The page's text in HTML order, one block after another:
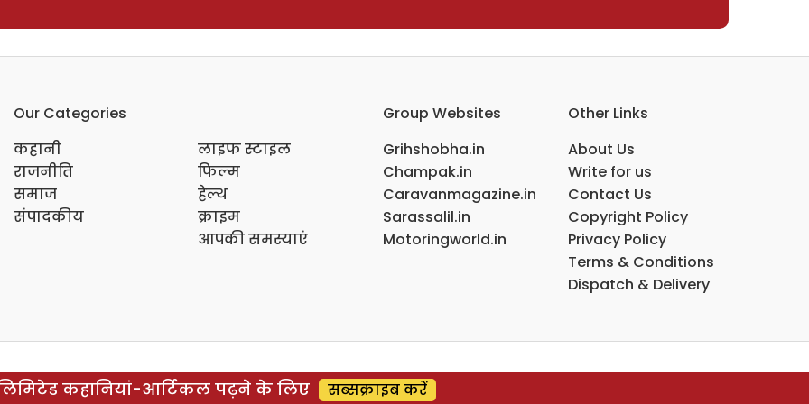
Our Categories
कहानी
राजनीति
समाज
संपादकीय
लाइफ स्टाइल
फिल्म
हेल्थ
क्राइम
आपकी समस्याएं
Group Websites
Grihshobha.in
Champak.in
Caravanmagazine.in
Sarassalil.in
Motoringworld.in
Other Links
About Us
Write for us
Contact Us
Copyright Policy
Privacy Policy
Terms & Conditions
Dispatch & Delivery
कहानियां-आर्टिकल पढ़ने के लिए सब्सक्राइब करें